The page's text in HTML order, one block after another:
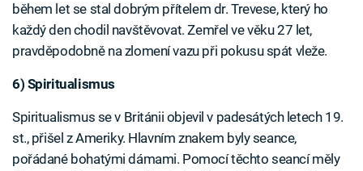
během let se stal dobrým přítelem dr. Trevese, který ho
každý den chodil navštěvovat. Zemřel ve věku 27 let,
pravděpodobně na zlomení vazu při pokusu spát vleže.
6) Spiritualismus
Spiritualismus se v Británii objevil v padesátých letech 19.
st., přišel z Ameriky. Hlavním znakem byly seance,
pořádané bohatými dámami. Pomocí těchto seancí měly